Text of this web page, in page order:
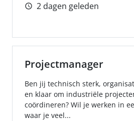
2 dagen geleden
Projectmanager
Ben jij technisch sterk,
en klaar om industriële
coördineren? Wil je werken in
waar je veel...